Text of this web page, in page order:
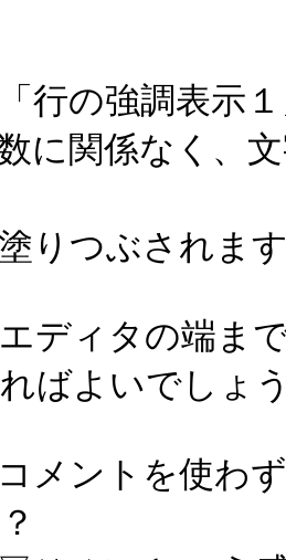
行の強調表示
数に関係なく、
りつぶされま
ディタの端ま
ばよいでしょ
メントを使わ